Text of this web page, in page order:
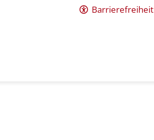
Barrierefreiheit